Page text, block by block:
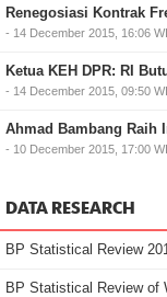
Renegosiasi Kontrak
- 14 December 2015, 16:06
Ketua KEH DPR: RI
- 14 December 2015, 09:50
Ahmad Bambang Raih
- 10 December 2015, 17:00
DATA RESEARCH
BP Statistical Review
BP Statistical Review of